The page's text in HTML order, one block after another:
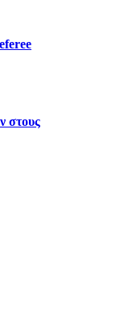
στους